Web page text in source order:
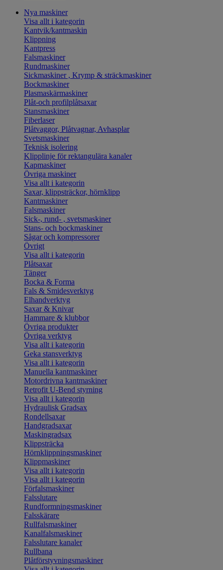
Nya maskiner
Visa allt i kategorin
Kantvik/kantmaskin
Klippning
Kantpress
Falsmaskiner
Rundmaskiner
Sickmaskiner , Krymp & sträckmaskiner
Bockmaskiner
Plasmaskärmaskiner
Plåt-och profilplåtsaxar
Stansmaskiner
Fiberlaser
Plåtvaggor, Plåtvagnar, Avhasplar
Svetsmaskiner
Teknisk isolering
Klipplinje för rektangulära kanaler
Kapmaskiner
Övriga maskiner
Visa allt i kategorin
Saxar, klippsträckor, hörnklipp
Kantmaskiner
Falsmaskiner
Sick-, rund- , svetsmaskiner
Stans- och bockmaskiner
Sågar och kompressorer
Övrigt
Visa allt i kategorin
Plåtsaxar
Tänger
Bocka & Forma
Fals & Smidesverktyg
Elhandverktyg
Saxar & Knivar
Hammare & klubbor
Övriga produkter
Övriga verktyg
Visa allt i kategorin
Geka stansverktyg
Visa allt i kategorin
Manuella kantmaskiner
Motordrivna kantmaskiner
Retrofit U-Bend styrning
Visa allt i kategorin
Hydraulisk Gradsax
Rondellsaxar
Handgradsaxar
Maskingradsax
Klippsträcka
Hörnklippningsmaskiner
Klippmaskiner
Visa allt i kategorin
Visa allt i kategorin
Förfalsmaskiner
Falsslutare
Rundformningsmaskiner
Falsskärare
Rullfalsmaskiner
Kanalfalsmaskiner
Falsslutare kanaler
Rullbana
Plåtförstyvningsmaskiner